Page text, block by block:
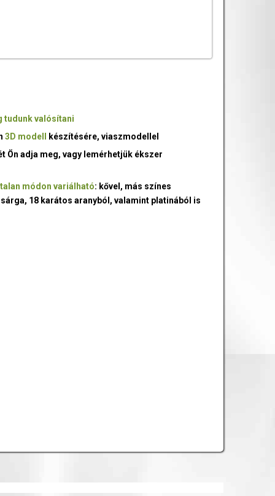
tudunk valósítani
3D modell
készítésére, viaszmodellel
Ön adja meg, vagy lemérhetjük ékszer
módon variálható: kővel, más színes
18 karátos aranyból, valamint platinából is